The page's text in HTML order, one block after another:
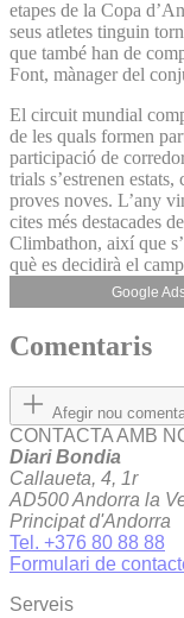
etapes de la Copa
seus atletes tinguin
que també han de
Font, mànager del
El circuit mundial
de les quals formen
participació de
trials s’estrenen
proves noves. L’any
cites més destacades
Climbathon, així que
què es decidirà el
Google
Comentaris
Afegir nou
CONTACTA AMB
Diari Bondia
Callaueta, 4, 1r
AD500 Andorra la
Principat d'Andorra
Tel. +376 80 88 88
Formulari de
Serveis